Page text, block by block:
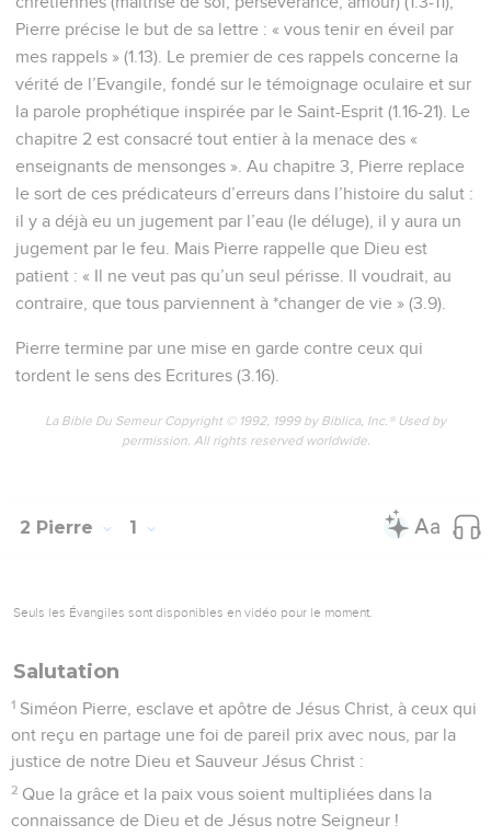
Pierre précise le but de sa lettre : « vous tenir en éveil par
mes rappels » (1.13). Le premier de ces rappels concerne la
vérité de l’Evangile, fondé sur le témoignage oculaire et sur
la parole prophétique inspirée par le Saint-Esprit (1.16-21). Le
chapitre 2 est consacré tout entier à la menace des «
enseignants de mensonges ». Au chapitre 3, Pierre replace
le sort de ces prédicateurs d’erreurs dans l’histoire du salut :
il y a déjà eu un jugement par l’eau (le déluge), il y aura un
jugement par le feu. Mais Pierre rappelle que Dieu est
patient : « Il ne veut pas qu’un seul périsse. Il voudrait, au
contraire, que tous parviennent à *changer de vie » (3.9).
Pierre termine par une mise en garde contre ceux qui
tordent le sens des Ecritures (3.16).
La Bible Du Semeur Copyright © 1992, 1999 by Biblica, Inc.® Used by
permission. All rights reserved worldwide.
2 Pierre 1
Seuls les Évangiles sont disponibles en vidéo pour le moment.
Salutation
1 Siméon Pierre, esclave et apôtre de Jésus Christ, à ceux qui
ont reçu en partage une foi de pareil prix avec nous, par la
justice de notre Dieu et Sauveur Jésus Christ :
2 Que la grâce et la paix vous soient multipliées dans la
connaissance de Dieu et de Jésus notre Seigneur !